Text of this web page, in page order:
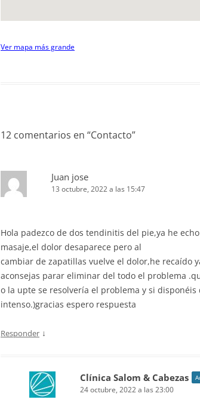
Ver mapa más grande
12 comentarios en “Contacto”
Juan jose
13 octubre, 2022 a las 15:47
Hola padezco de dos tendinitis del pie,ya he
masaje,el dolor desaparece pero al
cambiar de zapatillas vuelve el dolor,he recaído
aconsejas parar eliminar del todo el problema
o la upte se resolvería el problema y si
intenso.)gracias espero respuesta
Responder ↓
Clínica Salom & Cabezas
24 octubre, 2022 a las 23:00